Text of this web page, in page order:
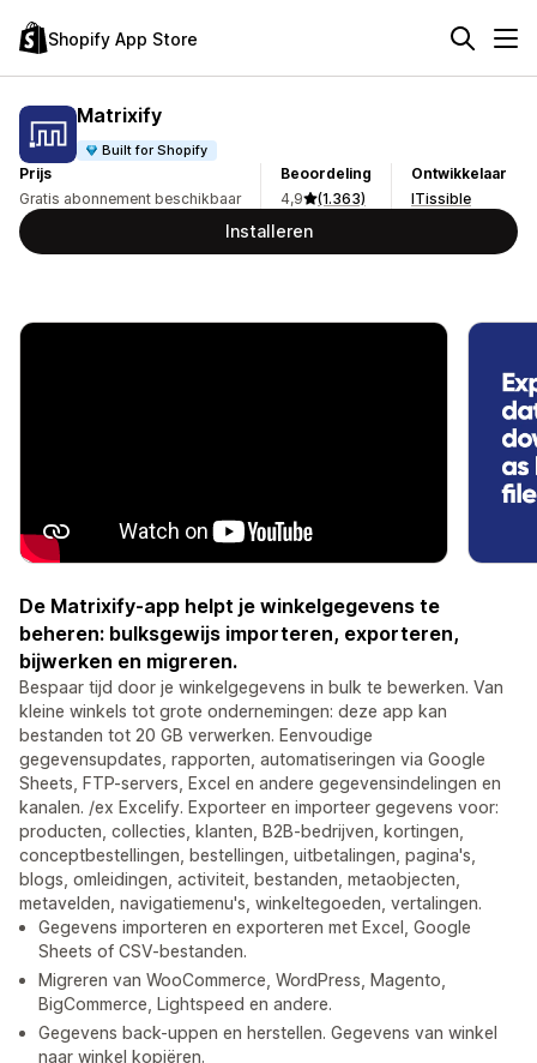
Shopify App Store
Matrixify
Built for Shopify
Prijs
Gratis abonnement beschikbaar
Beoordeling
4,9
(1.363)
Ontwikkelaar
ITissible
Installeren
De Matrixify-app helpt je winkelgegevens te
beheren: bulksgewijs importeren, exporteren,
bijwerken en migreren.
Bespaar tijd door je winkelgegevens in bulk te bewerken. Van
kleine winkels tot grote ondernemingen: deze app kan
bestanden tot 20 GB verwerken. Eenvoudige
gegevensupdates, rapporten, automatiseringen via Google
Sheets, FTP-servers, Excel en andere gegevensindelingen en
kanalen. /ex Excelify. Exporteer en importeer gegevens voor:
producten, collecties, klanten, B2B-bedrijven, kortingen,
conceptbestellingen, bestellingen, uitbetalingen, pagina's,
blogs, omleidingen, activiteit, bestanden, metaobjecten,
metavelden, navigatiemenu's, winkeltegoeden, vertalingen.
Gegevens importeren en exporteren met Excel, Google
Sheets of CSV-bestanden.
Migreren van WooCommerce, WordPress, Magento,
BigCommerce, Lightspeed en andere.
Gegevens back-uppen en herstellen. Gegevens van winkel
naar winkel kopiëren.